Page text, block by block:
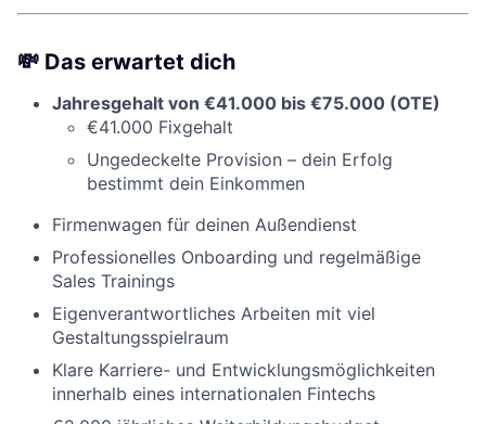
💸 Das erwartet dich
Jahresgehalt von €41.000 bis €75.000 (OTE)
€41.000 Fixgehalt
Ungedeckelte Provision – dein Erfolg
bestimmt dein Einkommen
Firmenwagen für deinen Außendienst
Professionelles Onboarding und regelmäßige
Sales Trainings
Eigenverantwortliches Arbeiten mit viel
Gestaltungsspielraum
Klare Karriere- und Entwicklungsmöglichkeiten
innerhalb eines internationalen Fintechs